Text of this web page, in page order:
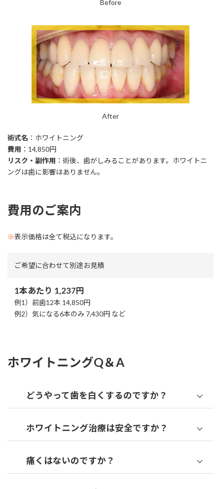
Before
After
術式名 ：ホワイトニング
費用 ：14,850円
リスク・副作用 ：術後、歯がしみることがあります。ホワイトニ
ングは歯に影響はありません。
費用のご案内
※表示価格は全て税込になります。
ご希望に合わせて別途お見積
1本あたり 1,237円
例1）前歯12本 14,850円
例2）気になる6本のみ 7,430円 など
ホワイトニングQ＆A
どうやって歯を白くするのですか？
ホワイトニング治療は安全ですか？
痛くはないのですか？